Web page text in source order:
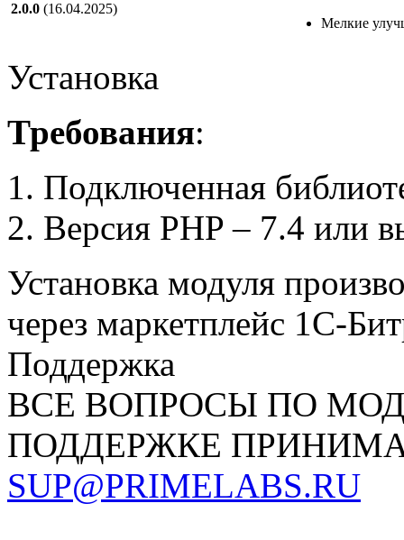
2.0.0 (16.04.2025)
Мелкие
Установка
Требования:
Подключенная
Версия PHP – 7.4 или
Установка модуля
через маркетплейс 1С-
Поддержка
ВСЕ ВОПРОСЫ ПО
ПОДДЕРЖКЕ
SUP@PRIMELABS.RU